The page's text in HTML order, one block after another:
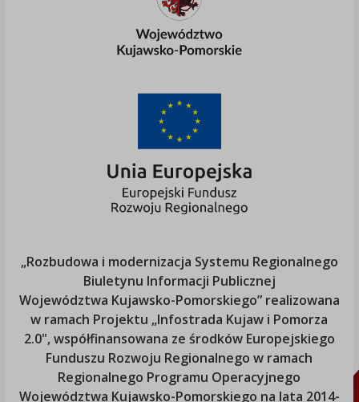
„Rozbudowa i modernizacja Systemu Regionalnego
Biuletynu Informacji Publicznej
Województwa Kujawsko-Pomorskiego” realizowana
w ramach Projektu „Infostrada Kujaw i Pomorza
2.0", współfinansowana ze środków Europejskiego
Funduszu Rozwoju Regionalnego w ramach
Regionalnego Programu Operacyjnego
Województwa Kujawsko-Pomorskiego na lata 2014-